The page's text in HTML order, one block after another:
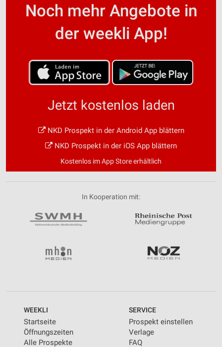
Noch mehr Angebote in
der weekli App!
Jetzt kostenlos laden
NKD Prospekt in der Android App blättern
NKD Prospekt in der iOS App blättern
Kostenlos im App Store erhältlich
In Kooperation mit:
WEEKLI
Startseite
Öffnungszeiten
Alle Prospekte
SERVICE
Prospekt einstellen
Verlage
FAQ